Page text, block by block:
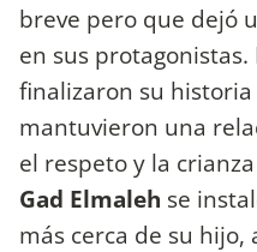
breve pero que dejó
en sus
finalizaron su
mantuvieron una
el respeto y la
Gad Elmaleh se
más cerca de su hijo,